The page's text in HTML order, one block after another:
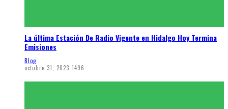
La última Estación De Radio Vigente en Hidalgo Hoy Termina
Emisiones
Blog
octubre 31, 2023 1496